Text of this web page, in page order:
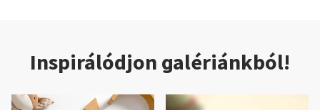
Inspirálódjon galériánkból!